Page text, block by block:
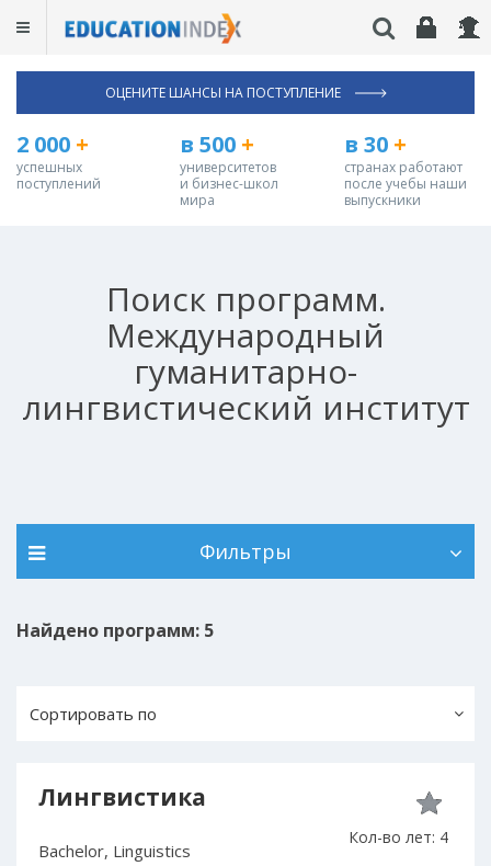
ОЦЕНИТЕ ШАНСЫ НА ПОСТУПЛЕНИЕ
2 000 +
успешных
поступлений
в 500 +
университетов
и бизнес-школ
мира
в 30+
странах работают
после учебы наши
выпускники
Поиск программ.
Международный
гуманитарно-
лингвистический институт
Фильтры
Найдено программ: 5
Сортировать по
Лингвистика
Bachelor, Linguistics
Кол-во лет: 4